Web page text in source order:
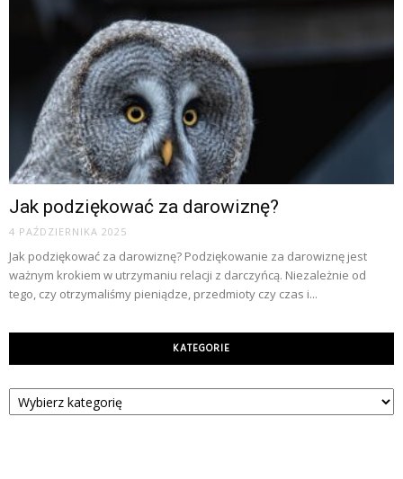
Jak podziękować za darowiznę?
4 PAŹDZIERNIKA 2025
Jak podziękować za darowiznę? Podziękowanie za darowiznę jest
ważnym krokiem w utrzymaniu relacji z darczyńcą. Niezależnie od
tego, czy otrzymaliśmy pieniądze, przedmioty czy czas i...
KATEGORIE
Kategorie